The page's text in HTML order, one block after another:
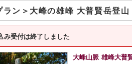
ラン＞大峰の雄峰 大普賢岳登山
み受付は終了しました
大峰山脈 雄峰大普